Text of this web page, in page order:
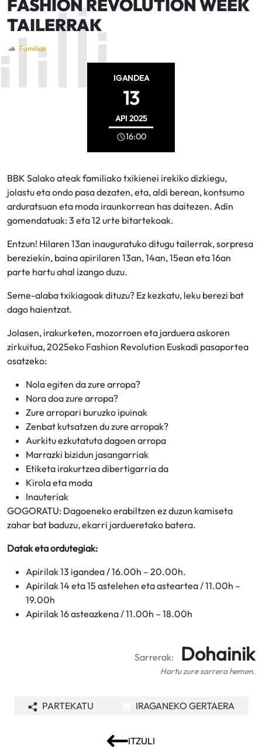
FASHION REVOLUTION WEEK
TAILERRAK
Familiak
IGANDEA
13
API 2025
16:00
BBK Salako ateak familiako txikienei irekiko dizkiegu,
jolastu eta ondo pasa dezaten, eta, aldi berean, kontsumo
arduratsuan eta moda iraunkorrean has daitezen. Adin
gomendatuak: 3 eta 12 urte bitartekoak.
Entzun! Hilaren 13an inauguratuko ditugu tailerrak, sorpresa
bereziekin, baina apirilaren 13an, 14an, 15ean eta 16an
parte hartu ahal izango duzu.
Seme-alaba txikiagoak dituzu? Ez kezkatu, leku berezi bat
dago haientzat.
Jolasen, irakurketen, mozorroen eta jarduera askoren
zirkuitua, 2025eko Fashion Revolution Euskadi pasaportea
osatzeko:
Nola egiten da zure arropa?
Nora doa zure arropa?
Zure arropari buruzko ipuinak
Zenbat kutsatzen du zure arropak?
Aurkitu ezkutatuta dagoen arropa
Marrazki bizidun jasangarriak
Etiketa irakurtzea dibertigarria da
Kirola eta moda
Inauteriak
GOGORATU: Dagoeneko erabiltzen ez duzun kamiseta
zahar bat baduzu, ekarri jardueretako batera.
Datak eta ordutegiak:
Apirilak 13 igandea / 16.00h – 20.00h.
Apirilak 14 eta 15 astelehen eta asteartea / 11.00h –
19.00h
Apirilak 16 asteazkena / 11.00h – 18.00h
Sarrerak: Dohainik
Hartu zure sarrera hemen.
ITZULI
PARTEKATU IRAGANEKO GERTAERA